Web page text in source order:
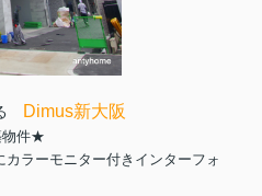
Dimus新大阪
物件★
カラーモニター付きインターフォ